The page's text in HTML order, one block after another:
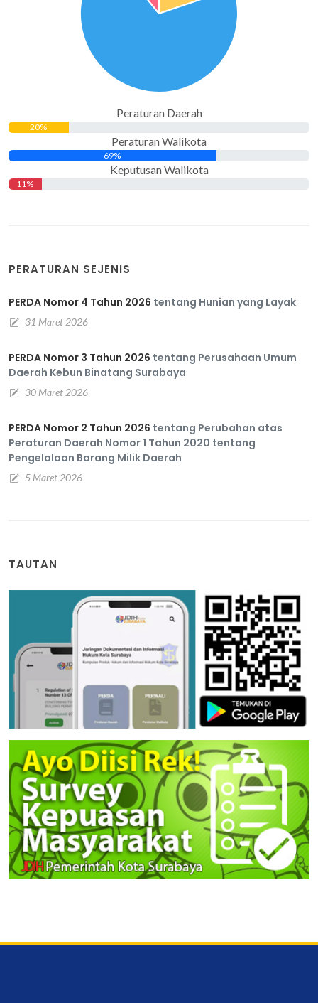
Peraturan Daerah
20%
Peraturan Walikota
69%
Keputusan Walikota
11%
PERATURAN SEJENIS
PERDA Nomor 4 Tahun 2026 tentang Hunian yang Layak
31 Maret 2026
PERDA Nomor 3 Tahun 2026 tentang Perusahaan Umum
Daerah Kebun Binatang Surabaya
30 Maret 2026
PERDA Nomor 2 Tahun 2026 tentang Perubahan atas
Peraturan Daerah Nomor 1 Tahun 2020 tentang
Pengelolaan Barang Milik Daerah
5 Maret 2026
TAUTAN